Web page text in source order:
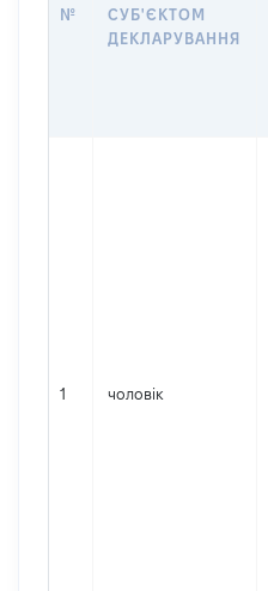
№
СУБ'ЄКТОМ
ДЕКЛАРУВАННЯ
1 чоловік